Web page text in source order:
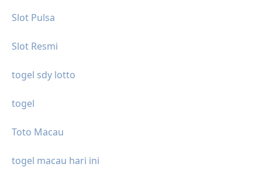
Slot Pulsa
Slot Resmi
togel sdy lotto
togel
Toto Macau
togel macau hari ini